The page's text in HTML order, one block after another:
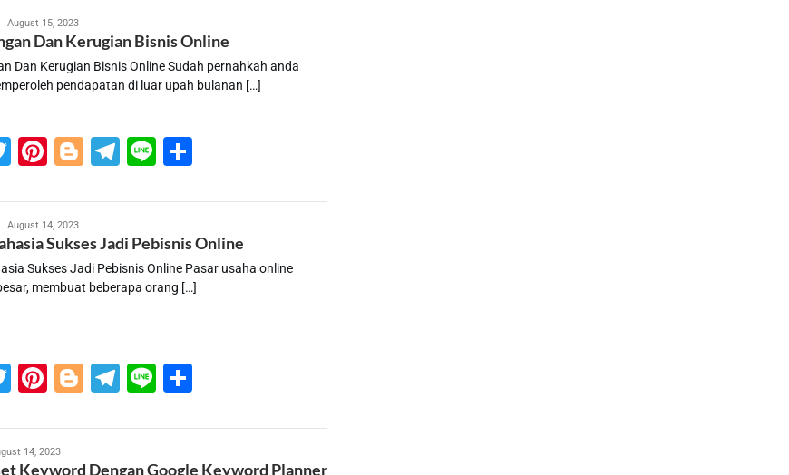
August 15, 2023
Dan Kerugian Bisnis Online
Dan Kerugian Bisnis Online Sudah pernahkah anda
pendapatan di luar upah bulanan […]
Twitter
Pinterest
Blogger
Telegram
Line
August 14, 2023
Sukses Jadi Pebisnis Online
Sukses Jadi Pebisnis Online Pasar usaha online
membuat beberapa orang […]
Twitter
Pinterest
Blogger
Telegram
Line
14, 2023
Keyword Dengan Google Keyword Planner